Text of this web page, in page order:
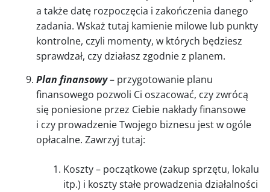
a także datę rozpoczęcia i zakończenia danego
zadania. Wskaż tutaj kamienie milowe lub punkty
kontrolne, czyli momenty, w których będziesz
sprawdzał, czy działasz zgodnie z planem.
Plan finansowy– przygotowanie planu
finansowego pozwoli Ci oszacować, czy zwrócą
się poniesione przez Ciebie nakłady finansowe
i czy prowadzenie Twojego biznesu jest w ogóle
opłacalne. Zawrzyj tutaj:
Koszty – początkowe (zakup sprzętu, lokalu
itp.) i koszty stałe prowadzenia działalności